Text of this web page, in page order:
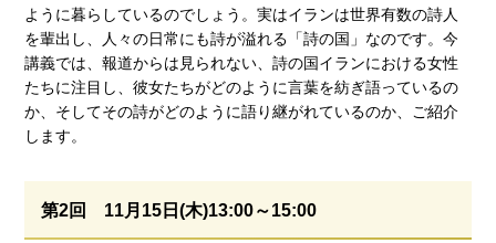
ように暮らしているのでしょう。実はイランは世界有数の詩人
を輩出し、人々の日常にも詩が溢れる「詩の国」なのです。今
講義では、報道からは見られない、詩の国イランにおける女性
たちに注目し、彼女たちがどのように言葉を紡ぎ語っているの
か、そしてその詩がどのように語り継がれているのか、ご紹介
します。
第2回 11月15日(木)13:00～15:00